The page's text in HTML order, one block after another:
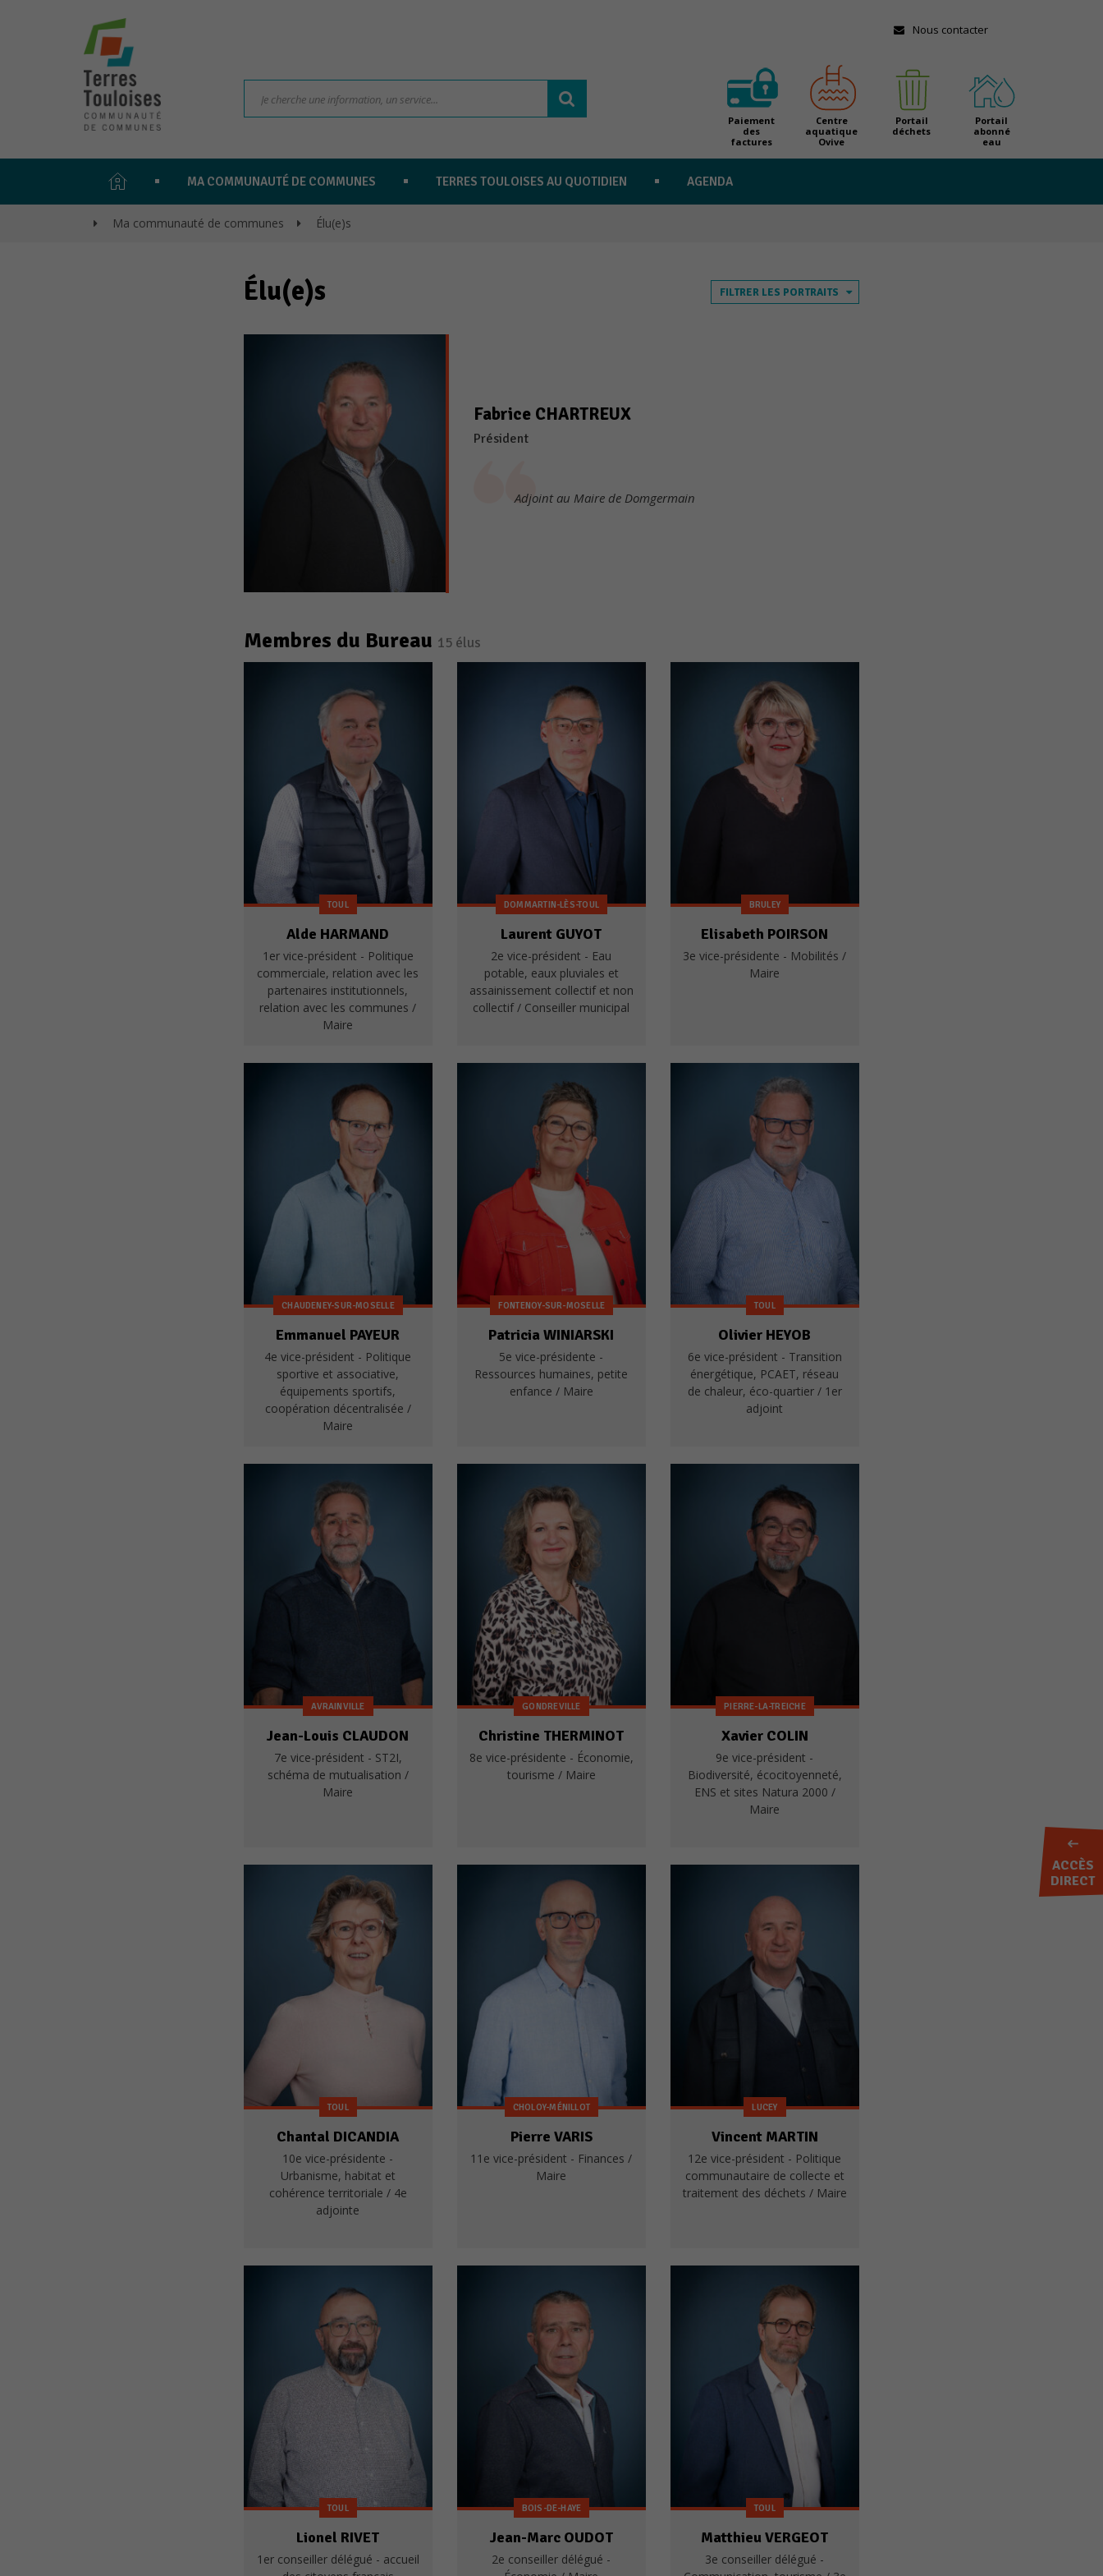
Nous contacter
Paiement
des
factures
Centre
aquatique
Ovive
Portail
déchets
Portail
abonné
eau
MA COMMUNAUTÉ DE COMMUNES TERRES TOULOISES AU QUOTIDIEN AGENDA
Ma communauté de communes Élu(e)s
Élu(e)s FILTRER LES PORTRAITS
Fabrice CHARTREUX
Président
Adjoint au Maire de Domgermain
Membres du Bureau 15 élus
TOUL
Alde HARMAND
1er vice-président - Politique
commerciale, relation avec les
partenaires institutionnels,
relation avec les communes /
Maire
DOMMARTIN-LÈS-TOUL
Laurent GUYOT
2e vice-président - Eau
potable, eaux pluviales et
assainissement collectif et non
collectif / Conseiller municipal
BRULEY
Elisabeth POIRSON
3e vice-présidente - Mobilités /
Maire
CHAUDENEY-SUR-MOSELLE
Emmanuel PAYEUR
4e vice-président - Politique
sportive et associative,
équipements sportifs,
coopération décentralisée /
Maire
FONTENOY-SUR-MOSELLE
Patricia WINIARSKI
5e vice-présidente -
Ressources humaines, petite
enfance / Maire
TOUL
Olivier HEYOB
6e vice-président - Transition
énergétique, PCAET, réseau
de chaleur, éco-quartier / 1er
adjoint
AVRAINVILLE
Jean-Louis CLAUDON
7e vice-président - ST2I,
schéma de mutualisation /
Maire
GONDREVILLE
Christine THERMINOT
8e vice-présidente - Économie,
tourisme / Maire
PIERRE-LA-TREICHE
Xavier COLIN
9e vice-président -
Biodiversité, écocitoyenneté,
ENS et sites Natura 2000 /
Maire
TOUL
Chantal DICANDIA
10e vice-présidente -
Urbanisme, habitat et
cohérence territoriale / 4e
adjointe
CHOLOY-MÉNILLOT
Pierre VARIS
11e vice-président - Finances /
Maire
LUCEY
Vincent MARTIN
12e vice-président - Politique
communautaire de collecte et
traitement des déchets / Maire
TOUL
Lionel RIVET
1er conseiller délégué - accueil
BOIS-DE-HAYE
Jean-Marc OUDOT
2e conseiller délégué -
TOUL
Matthieu VERGEOT
3e conseiller délégué -
ACCÈS
DIRECT
nécessaires au
bon
fonctionnement
du site.
Statistiques
Les cookies
statistiques
ont pour but
d'adapter le
demandes
de ses
visiteurs.